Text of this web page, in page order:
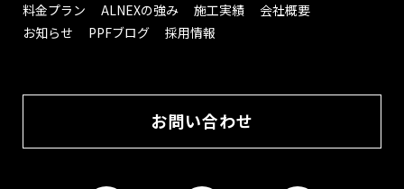
料金プラン ALNEXの強み 施工実績
会社概要
お知らせ
PPFブログ 採用情報
お問い合わせ